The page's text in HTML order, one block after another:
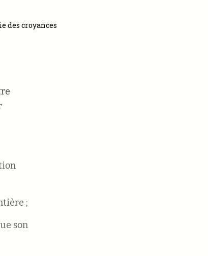
des croyances
;
son